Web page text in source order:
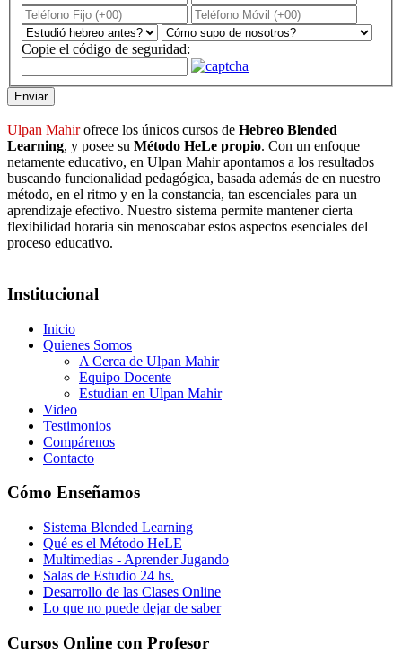
Copie el código de seguridad:
Enviar
Ulpan Mahirofrece los únicos cursos de Hebreo Blended
Learning, y posee su Método HeLe propio. Con un enfoque
netamente educativo, en Ulpan Mahir apontamos a los resultados
buscando funcionalidad pedagógica, basada además de en nuestro
método, en el ritmo y en la constancia, tan escenciales para un
aprendizaje efectivo. Nuestro sistema permite mantener cierta
flexibilidad horaria sin menoscabar estos aspectos esenciales del
proceso educativo.
Institucional
Inicio
Quienes Somos
A Cerca de Ulpan Mahir
Equipo Docente
Estudian en Ulpan Mahir
Video
Testimonios
Compárenos
Contacto
Cómo Enseñamos
Sistema Blended Learning
Qué es el Método HeLE
Multimedias - Aprender Jugando
Salas de Estudio 24 hs.
Desarrollo de las Clases Online
Lo que no puede dejar de saber
Cursos Online con Profesor